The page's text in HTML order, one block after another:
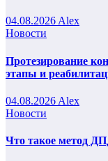
04.08.2026 Alex
Новости
Протезирование
этапы и
04.08.2026 Alex
Новости
Что такое метод